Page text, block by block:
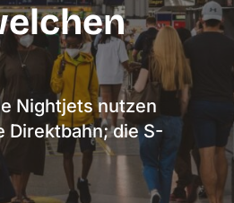
Nightjets nutzen
Direktbahn; die S-